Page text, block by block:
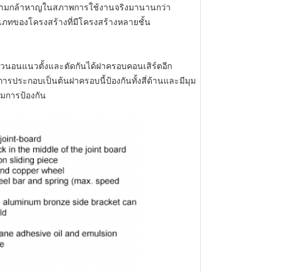
กล้าหาญในสภาพการใช้งานจริงมานานกว่า
ทของโครงสร้างที่มีโครงสร้างหลายชั้น
นอนแนวตั้งและตัดกันได้ฝาครอบคอนเสิร์ตอีก
ารประกอบเป็นต้นฝาครอบนี้ป้องกันทั้งสี่ด้านและมีมุม
การป้องกัน